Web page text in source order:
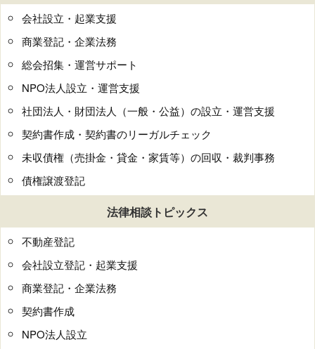
会社設立・起業支援
商業登記・企業法務
総会招集・運営サポート
NPO法人設立・運営支援
社団法人・財団法人（一般・公益）の設立・運営支援
契約書作成・契約書のリーガルチェック
未収債権（売掛金・貸金・家賃等）の回収・裁判事務
債権譲渡登記
法律相談トピックス
不動産登記
会社設立登記・起業支援
商業登記・企業法務
契約書作成
NPO法人設立